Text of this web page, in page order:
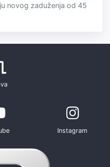
novog zaduženja od 45
Instagram